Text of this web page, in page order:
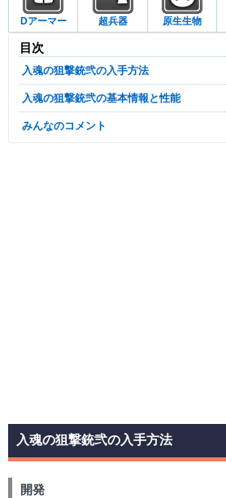
Dアーマー 超兵器 原生生物
目次
入魂の狙撃銃弐の入手方法
入魂の狙撃銃弐の基本情報と性能
みんなのコメント
入魂の狙撃銃弐の入手方法
開発